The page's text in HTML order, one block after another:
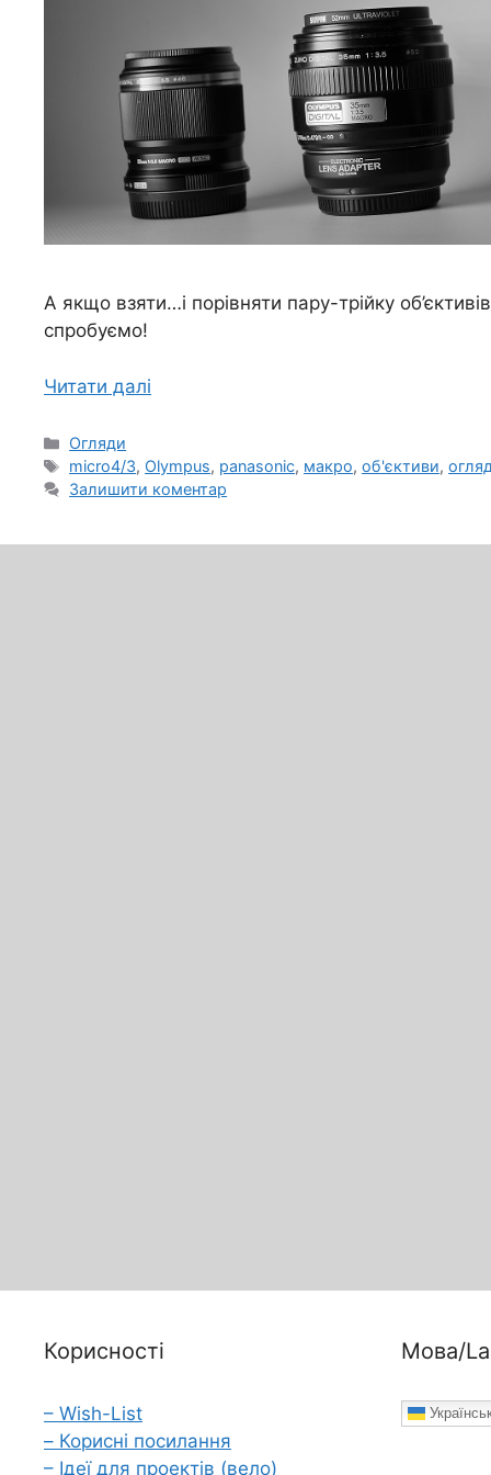
А якщо взяти…і порівняти пару-трійку
спробуємо!
Читати далі
Категорії
Огляди
Позначки
micro4/3, Olympus, panasonic, макро,об'єктиви,
Залишити коментар
Корисності
– Wish-List
– Корисні посилання
– Ідеї для проектів (вело)
Мова/